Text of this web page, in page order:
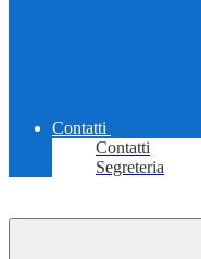
Contatti
Contatti
Segreteria